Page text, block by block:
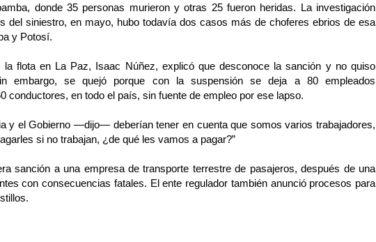
donde 35 personas murieron y otras 25 fueron heridas. La investigación
del siniestro, en mayo, hubo todavía dos casos más de choferes ebrios de esa
y Potosí.
la flota en La Paz, Isaac Núñez, explicó que desconoce la sanción y no quiso
embargo, se quejó porque con la suspensión se deja a 80 empleados
conductores, en todo el país, sin fuente de empleo por ese lapso.
y el Gobierno —dijo— deberían tener en cuenta que somos varios trabajadores,
si no trabajan, ¿de qué les vamos a pagar?”
sanción a una empresa de transporte terrestre de pasajeros, después de una
con consecuencias fatales. El ente regulador también anunció procesos para